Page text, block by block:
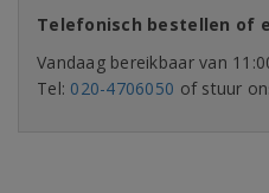
Telefonisch bestellen of
Vandaag bereikbaar van
Tel: 020-4706050 of stuur